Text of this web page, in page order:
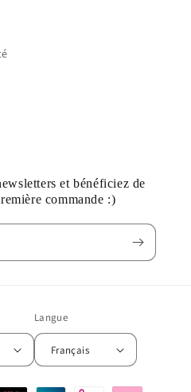
et bénéficiez de
commande :)
Langue
Français